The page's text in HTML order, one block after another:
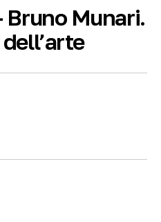
Bruno Munari.